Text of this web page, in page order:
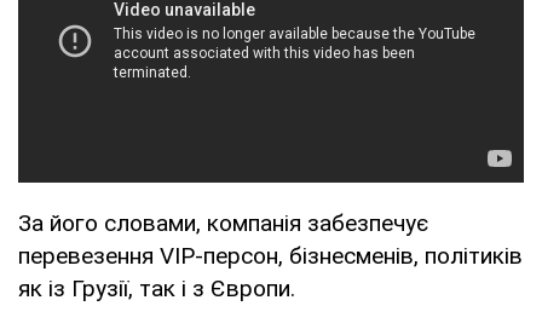
За його словами, компанія забезпечує
перевезення VIP-персон, бізнесменів, політиків
як із Грузії, так і з Європи.